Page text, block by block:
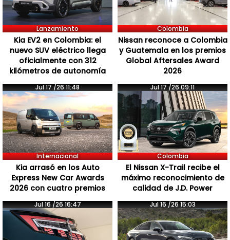
Lanzamiento
Kia EV2 en Colombia: el
nuevo SUV eléctrico llega
oficialmente con 312
kilómetros de autonomía
Colombia
Nissan reconoce a Colombia
y Guatemala en los premios
Global Aftersales Award
2026
Jul 17 /26 11:48
Internacional
Kia arrasó en los Auto
Express New Car Awards
2026 con cuatro premios
Jul 17 /26 09:11
Colombia
El Nissan X-Trail recibe el
máximo reconocimiento de
calidad de J.D. Power
Jul 16 /26 16:47 Jul 16 /26 15:03